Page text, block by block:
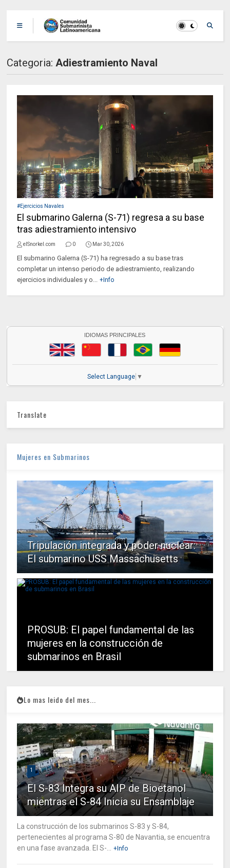
Categoria:Adiestramiento Naval
#Ejercicios Navales
El submarino Galerna (S-71) regresa a su base
tras adiestramiento intensivo
elSnorkel.com 0 Mar 30, 2026
El submarino Galerna (S-71) ha regresado a su base tras
completar un intenso periodo de adiestramiento, realizando
ejercicios individuales y o... +Info
IDIOMAS PRINCIPALES
Select Language ▼
Translate
Mujeres en Submarinos
Tripulación integrada y poder nuclear:
El submarino USS Massachusetts
PROSUB: El papel fundamental de las
mujeres en la construcción de
submarinos en Brasil
Lo mas leido del mes...
1
El S-83 Integra su AIP de Bioetanol
mientras el S-84 Inicia su Ensamblaje
La construcción de los submarinos S-83 y S-84,
pertenecientes al programa S-80 de Navantia, se encuentra
en una fase avanzada. El S-...
+Info